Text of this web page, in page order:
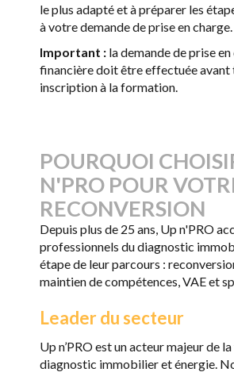
le plus adapté et à préparer les
à votre demande de prise en charge.
Important : la demande de prise
financière doit être effectuée avant
inscription à la formation.
POURQUOI
N'PRO POUR
RECONVERSION
Depuis plus de 25 ans, Up n'PRO
professionnels du diagnostic
étape de leur parcours :
maintien de compétences, VAE et
Leader du secteur
Up n’PRO est un acteur majeur de
diagnostic immobilier et énergie.